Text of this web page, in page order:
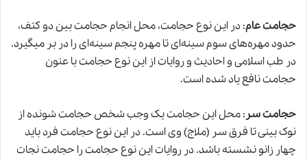
حجامت عام: در این نوع حجامت، محل انجام حجامت بین دو کتف،
حدود مهره‌های سوم سینه‌ای تا مهره پنجم سینه‌ای را در بر میگیرد.
در طب اسلامی و احادیث و روایات از این نوع حجامت با عنون
حجامت نافع یاد شده است.
حجامت سر: محل این حجامت یک وجب شخص حجامت شونده از
نوک بینی تا فرق سر (ملاج) وی است. در این نوع حجامت فرد باید
چهار زانو نشسته باشد. در روایات این نوع حجامت را حجامت نجات